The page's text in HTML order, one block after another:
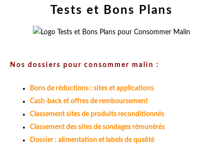
Tests et Bons Plans
Nos dossiers pour consommer malin :
Bons de réductions : sites et applications
Cash-back et offres de remboursement
Classement sites de produits reconditionnés
Classement des sites de sondages rémunérés
Dossier : alimentation et labels de qualité